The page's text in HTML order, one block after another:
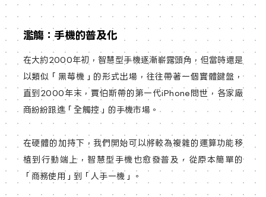
濫觴：手機的普及化
在大約2000年初，智慧型手機逐漸嶄露頭角，但當時還是
以類似「黑莓機」的形式出場，往往帶著一個實體鍵盤，
直到2000年末，賈伯斯帶的第一代iPhone問世，各家廠
商紛紛跟進「全觸控」的手機市場。
在硬體的加持下，我們開始可以將較為複雜的運算功能移
植到行動端上，智慧型手機也愈發普及，從原本簡單的
「商務使用」到「人手一機」。